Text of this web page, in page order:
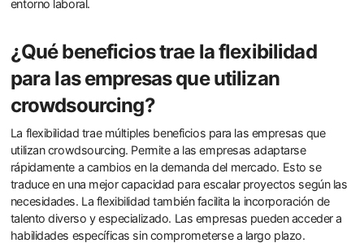
entorno laboral.
¿Qué beneficios trae la flexibilidad
para las empresas que utilizan
crowdsourcing?
La flexibilidad trae múltiples beneficios para las empresas que
utilizan crowdsourcing. Permite a las empresas adaptarse
rápidamente a cambios en la demanda del mercado. Esto se
traduce en una mejor capacidad para escalar proyectos según las
necesidades. La flexibilidad también facilita la incorporación de
talento diverso y especializado. Las empresas pueden acceder a
habilidades específicas sin comprometerse a largo plazo.